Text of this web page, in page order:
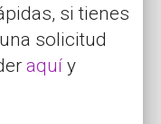
si tienes
solicitud
aquí y